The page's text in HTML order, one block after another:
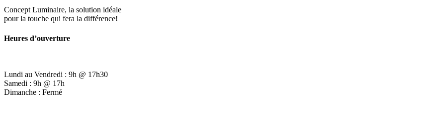
Concept Luminaire, la solution idéale
pour la touche qui fera la différence!
Heures d’ouverture
Lundi au Vendredi : 9h @ 17h30
Samedi : 9h @ 17h
Dimanche : Fermé